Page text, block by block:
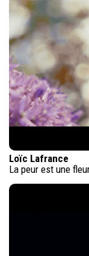
Loïc Lafrance
La peur est une